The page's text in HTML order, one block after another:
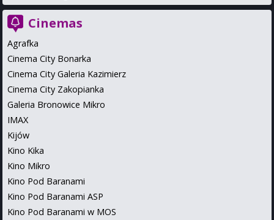
Cinemas
Agrafka
Cinema City Bonarka
Cinema City Galeria Kazimierz
Cinema City Zakopianka
Galeria Bronowice Mikro
IMAX
Kijów
Kino Kika
Kino Mikro
Kino Pod Baranami
Kino Pod Baranami ASP
Kino Pod Baranami w MOS